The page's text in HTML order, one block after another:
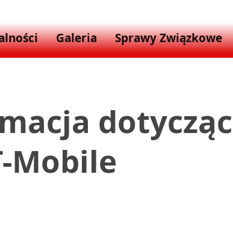
Galeria Sprawy Związkowe
Mobile